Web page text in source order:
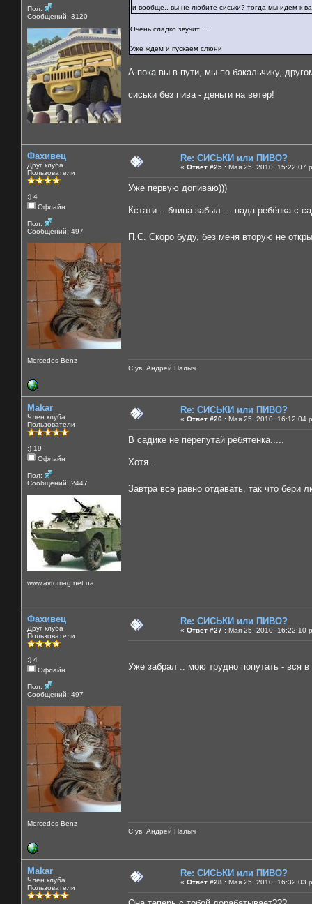
Пол:
Сообщений: 3120
и вообще.. вы не любите сиськи? тогда мы идем к
Очень сладко звучит....
Уже ждем и пускаем слюни
А пока вы в пути, мы по бакальчику,
сиськи без пива - деньги на ветер!
Фахивец
Друг клуба
Пользователи
:) 4
Офлайн
Пол:
Сообщений: 497
Mercedes-Benz
Re: СИСЬКИ или ПИВО?
« Ответ #25 : Мая 25, 2010, 15:22:07
Уже первую допиваю)))
Кстати .. блина забыл ... нада ребёнка с
П.С. Скоро буду, без меня вторую не
С ув. Андрей Палыч
Makar
Член клуба
Пользователи
:) 19
Офлайн
Пол:
Сообщений: 2447
www.avtomag.net.ua
Re: СИСЬКИ или ПИВО?
« Ответ #26 : Мая 25, 2010, 16:12:04
В садике не перепутай ребятенка.....
Хотя...
Завтра все равно отдавать, так что бери
Фахивец
Друг клуба
Пользователи
:) 4
Офлайн
Пол:
Сообщений: 497
Mercedes-Benz
Re: СИСЬКИ или ПИВО?
« Ответ #27 : Мая 25, 2010, 16:22:10
Уже забрал .. мою трудно попутать - вся
С ув. Андрей Палыч
Makar
Член клуба
Пользователи
Re: СИСЬКИ или ПИВО?
« Ответ #28 : Мая 25, 2010, 16:32:03